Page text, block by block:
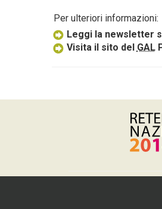
Per ulteriori informazioni:
Leggi la newsletter
Visita il sito del GAL